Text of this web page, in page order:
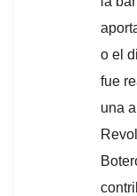
o el
fue
una